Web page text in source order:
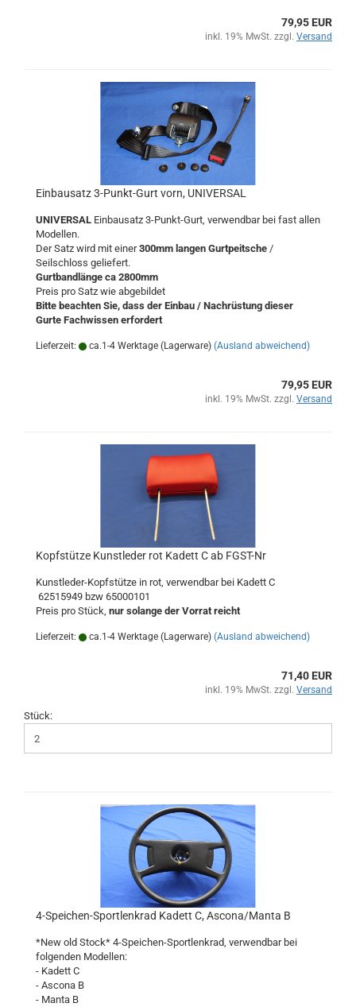
79,95 EUR
inkl. 19% MwSt. zzgl. Versand
Einbausatz 3-Punkt-Gurt vorn, UNIVERSAL
UNIVERSAL Einbausatz 3-Punkt-Gurt, verwendbar bei fast allen
Modellen.
Der Satz wird mit einer300mm langen Gurtpeitsche /
Seilschloss geliefert.
Gurtbandlänge ca 2800mm
Preis pro Satz wie abgebildet
Bitte beachten Sie, dass der Einbau / Nachrüstung dieser
Gurte Fachwissen erfordert
Lieferzeit: ca.1-4 Werktage (Lagerware) (Ausland abweichend)
79,95 EUR
inkl. 19% MwSt. zzgl. Versand
Kopfstütze Kunstleder rot Kadett C ab FGST-Nr
Kunstleder-Kopfstütze in rot, verwendbar bei Kadett C
62515949 bzw 65000101
Preis pro Stück, nur solange der Vorrat reicht
Lieferzeit: ca.1-4 Werktage (Lagerware) (Ausland abweichend)
71,40 EUR
inkl. 19% MwSt. zzgl. Versand
Stück:
4-Speichen-Sportlenkrad Kadett C, Ascona/Manta B
*New old Stock* 4-Speichen-Sportlenkrad, verwendbar bei
folgenden Modellen:
- Kadett C
- Ascona B
- Manta B